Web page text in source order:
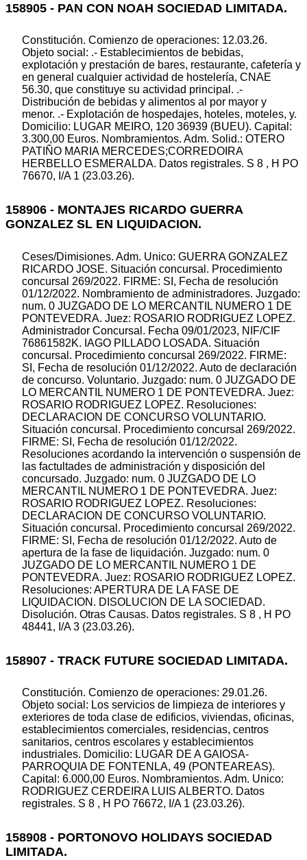
158905 - PAN CON NOAH SOCIEDAD LIMITADA.
Constitución. Comienzo de operaciones: 12.03.26.
Objeto social: .- Establecimientos de bebidas,
explotación y prestación de bares, restaurante, cafetería y
en general cualquier actividad de hostelería, CNAE
56.30, que constituye su actividad principal. .-
Distribución de bebidas y alimentos al por mayor y
menor. .- Explotación de hospedajes, hoteles, moteles, y.
Domicilio: LUGAR MEIRO, 120 36939 (BUEU). Capital:
3.300,00 Euros. Nombramientos. Adm. Solid.: OTERO
PATIÑO MARIA MERCEDES;CORREDOIRA
HERBELLO ESMERALDA. Datos registrales. S 8 , H PO
76670, I/A 1 (23.03.26).
158906 - MONTAJES RICARDO GUERRA
GONZALEZ SL EN LIQUIDACION.
Ceses/Dimisiones. Adm. Unico: GUERRA GONZALEZ
RICARDO JOSE. Situación concursal. Procedimiento
concursal 269/2022. FIRME: SI, Fecha de resolución
01/12/2022. Nombramiento de administradores. Juzgado:
num. 0 JUZGADO DE LO MERCANTIL NUMERO 1 DE
PONTEVEDRA. Juez: ROSARIO RODRIGUEZ LOPEZ.
Administrador Concursal. Fecha 09/01/2023, NIF/CIF
76861582K. IAGO PILLADO LOSADA. Situación
concursal. Procedimiento concursal 269/2022. FIRME:
SI, Fecha de resolución 01/12/2022. Auto de declaración
de concurso. Voluntario. Juzgado: num. 0 JUZGADO DE
LO MERCANTIL NUMERO 1 DE PONTEVEDRA. Juez:
ROSARIO RODRIGUEZ LOPEZ. Resoluciones:
DECLARACION DE CONCURSO VOLUNTARIO.
Situación concursal. Procedimiento concursal 269/2022.
FIRME: SI, Fecha de resolución 01/12/2022.
Resoluciones acordando la intervención o suspensión de
las factultades de administración y disposición del
concursado. Juzgado: num. 0 JUZGADO DE LO
MERCANTIL NUMERO 1 DE PONTEVEDRA. Juez:
ROSARIO RODRIGUEZ LOPEZ. Resoluciones:
DECLARACION DE CONCURSO VOLUNTARIO.
Situación concursal. Procedimiento concursal 269/2022.
FIRME: SI, Fecha de resolución 01/12/2022. Auto de
apertura de la fase de liquidación. Juzgado: num. 0
JUZGADO DE LO MERCANTIL NUMERO 1 DE
PONTEVEDRA. Juez: ROSARIO RODRIGUEZ LOPEZ.
Resoluciones: APERTURA DE LA FASE DE
LIQUIDACION. DISOLUCION DE LA SOCIEDAD.
Disolución. Otras Causas. Datos registrales. S 8 , H PO
48441, I/A 3 (23.03.26).
158907 - TRACK FUTURE SOCIEDAD LIMITADA.
Constitución. Comienzo de operaciones: 29.01.26.
Objeto social: Los servicios de limpieza de interiores y
exteriores de toda clase de edificios, viviendas, oficinas,
establecimientos comerciales, residencias, centros
sanitarios, centros escolares y establecimientos
industriales. Domicilio: LUGAR DE A GAIOSA-
PARROQUIA DE FONTENLA, 49 (PONTEAREAS).
Capital: 6.000,00 Euros. Nombramientos. Adm. Unico:
RODRIGUEZ CERDEIRA LUIS ALBERTO. Datos
registrales. S 8 , H PO 76672, I/A 1 (23.03.26).
158908 - PORTONOVO HOLIDAYS SOCIEDAD
LIMITADA.